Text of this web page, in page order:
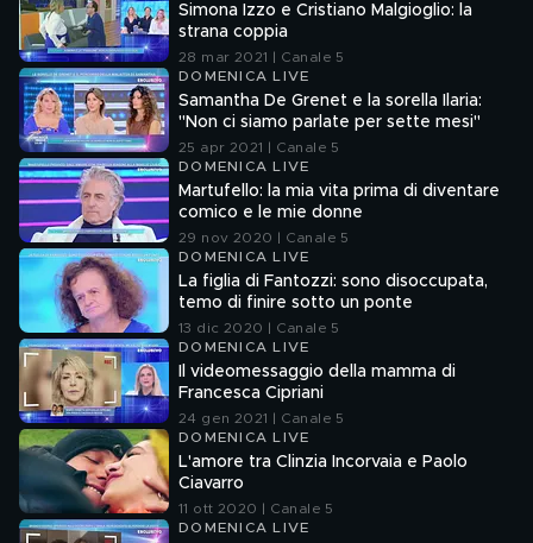
Simona Izzo e Cristiano Malgioglio: la
strana coppia
28 mar 2021 | Canale 5
DOMENICA LIVE
Samantha De Grenet e la sorella Ilaria:
"Non ci siamo parlate per sette mesi"
25 apr 2021 | Canale 5
DOMENICA LIVE
Martufello: la mia vita prima di diventare
comico e le mie donne
29 nov 2020 | Canale 5
DOMENICA LIVE
La figlia di Fantozzi: sono disoccupata,
temo di finire sotto un ponte
13 dic 2020 | Canale 5
DOMENICA LIVE
Il videomessaggio della mamma di
Francesca Cipriani
24 gen 2021 | Canale 5
DOMENICA LIVE
L'amore tra Clinzia Incorvaia e Paolo
Ciavarro
11 ott 2020 | Canale 5
DOMENICA LIVE